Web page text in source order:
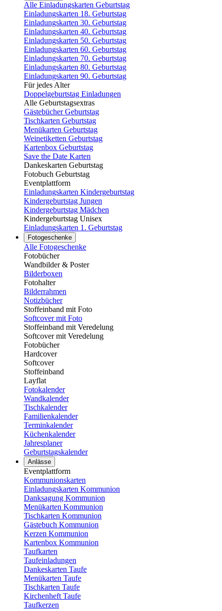
Alle Einladungskarten Geburtstag
Einladungskarten 18. Geburtstag
Einladungskarten 30. Geburtstag
Einladungskarten 40. Geburtstag
Einladungskarten 50. Geburtstag
Einladungskarten 60. Geburtstag
Einladungskarten 70. Geburtstag
Einladungskarten 80. Geburtstag
Einladungskarten 90. Geburtstag
Für jedes Alter
Doppelgeburtstag Einladungen
Alle Geburtstagsextras
Gästebücher Geburtstag
Tischkarten Geburtstag
Menükarten Geburtstag
Weinetiketten Geburtstag
Kartenbox Geburtstag
Save the Date Karten
Dankeskarten Geburtstag
Fotobuch Geburtstag
Eventplattform
Einladungskarten Kindergeburtstag
Kindergeburtstag Jungen
Kindergeburtstag Mädchen
Kindergeburtstag Unisex
Einladungskarten 1. Geburtstag
Fotogeschenke
Alle Fotogeschenke
Fotobücher
Wandbilder & Poster
Bilderboxen
Fotohalter
Bilderrahmen
Notizbücher
Stoffeinband mit Foto
Softcover mit Foto
Stoffeinband mit Veredelung
Softcover mit Veredelung
Fotobücher
Hardcover
Softcover
Stoffeinband
Layflat
Fotokalender
Wandkalender
Tischkalender
Familienkalender
Terminkalender
Küchenkalender
Jahresplaner
Geburtstagskalender
Anlässe
Eventplattform
Kommunionskarten
Einladungskarten Kommunion
Danksagung Kommunion
Menükarten Kommunion
Tischkarten Kommunion
Gästebuch Kommunion
Kerzen Kommunion
Kartenbox Kommunion
Taufkarten
Taufeinladungen
Dankeskarten Taufe
Menükarten Taufe
Tischkarten Taufe
Kirchenheft Taufe
Taufkerzen